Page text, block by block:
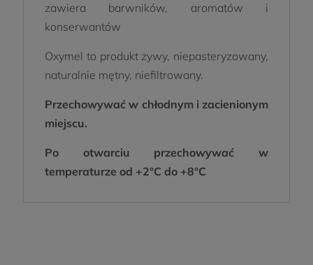
zawiera barwników, aromatów i
konserwantów
Oxymel to produkt żywy, niepasteryzowany,
naturalnie mętny, niefiltrowany.
Przechowywać w chłodnym i zacienionym
miejscu.
Po otwarciu przechowywać w
temperaturze od +2°C do +8°C